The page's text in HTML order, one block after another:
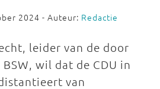
2024 - Auteur: Redactie
leider van de door
wil dat de CDU in
van